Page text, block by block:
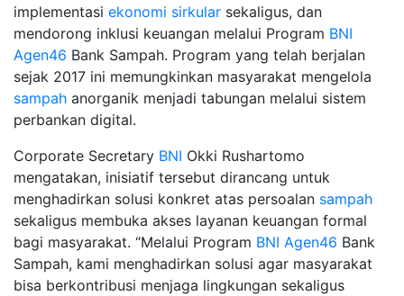
implementasi ekonomi sirkular sekaligus, dan
mendorong inklusi keuangan melalui Program BNI
Agen46 Bank Sampah. Program yang telah berjalan
sejak 2017 ini memungkinkan masyarakat mengelola
sampah anorganik menjadi tabungan melalui sistem
perbankan digital.
Corporate Secretary BNI Okki Rushartomo
mengatakan, inisiatif tersebut dirancang untuk
menghadirkan solusi konkret atas persoalan sampah
sekaligus membuka akses layanan keuangan formal
bagi masyarakat. “Melalui Program BNI Agen46 Bank
Sampah, kami menghadirkan solusi agar masyarakat
bisa berkontribusi menjaga lingkungan sekaligus